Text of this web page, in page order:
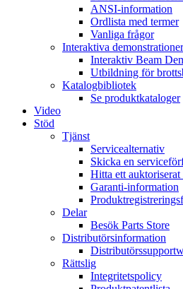
ANSI-information
Ordlista med termer
Vanliga frågor
Interaktiva
Interaktiv Beam
Utbildning för
Katalogbibliotek
Se produktkataloger
Video
Stöd
Tjänst
Servicealternativ
Skicka en
Hitta ett auktoriserat
Garanti-information
Delar
Besök Parts Store
Distributörsinformation
Rättslig
Integritetspolicy